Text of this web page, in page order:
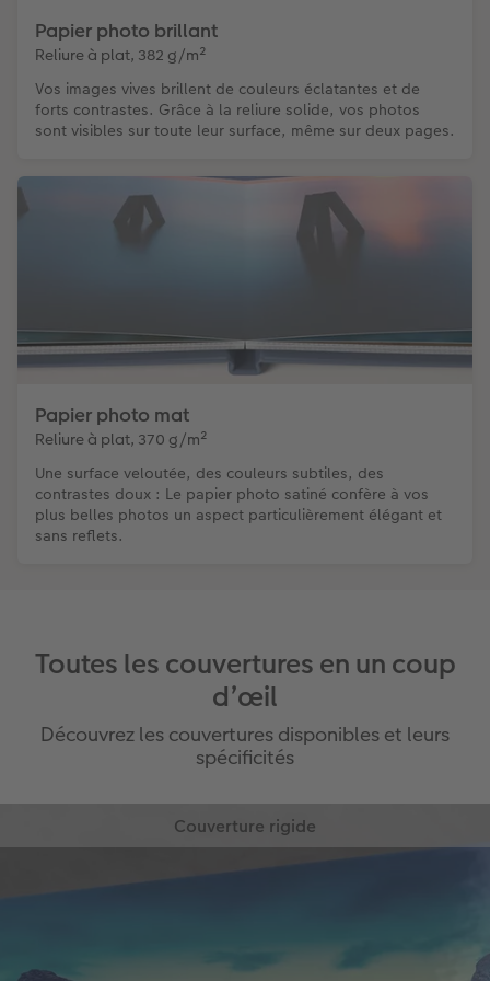
Papier photo brillant
Reliure à plat, 382 g/m²
Vos images vives brillent de couleurs éclatantes et de
forts contrastes. Grâce à la reliure solide, vos photos
sont visibles sur toute leur surface, même sur deux pages.
Papier photo mat
Reliure à plat, 370 g/m²
Une surface veloutée, des couleurs subtiles, des
contrastes doux : Le papier photo satiné confère à vos
plus belles photos un aspect particulièrement élégant et
sans reflets.
Toutes les couvertures en un coup
d’œil
Découvrez les couvertures disponibles et leurs
spécificités